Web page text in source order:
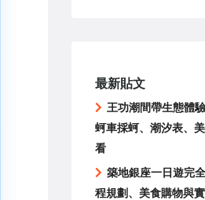
最新貼文
王功潮間帶生態體
蚵車採蚵、潮汐表、
看
築地銀座一日遊完
程規劃、美食購物與